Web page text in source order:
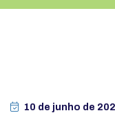
10 de junho de